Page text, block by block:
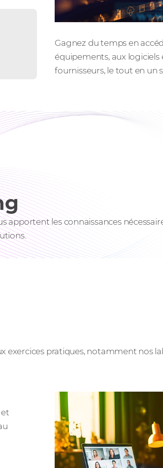
Gagnez du temps en
équipements, aux logiciels
fournisseurs, le tout en un
les connaissances
exercices pratiques, notamment nos